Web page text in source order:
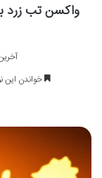
واکسن تب زرد
آخرین
خواندن این نوشته از